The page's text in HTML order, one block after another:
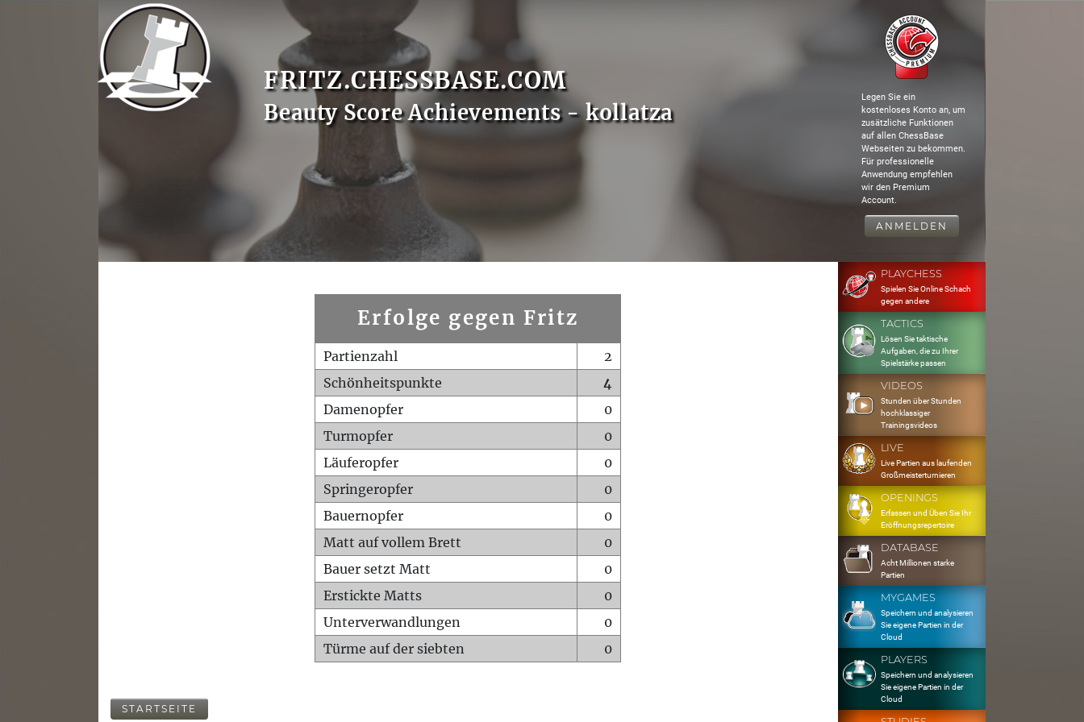
FRITZ.CHESSBASE.COM
Beauty Score Achievements - kollatza
Legen Sie ein
kostenloses Konto an, um
zusätzliche Funktionen
auf allen ChessBase
Webseiten zu bekommen.
Für professionelle
Anwendung empfehlen
wir den Premium
Account.
ANMELDEN
Erfolge gegen Fritz
Partienzahl
2
Schönheitspunkte
4
Damenopfer
0
Turmopfer
0
Läuferopfer
0
Springeropfer
0
Bauernopfer
0
Matt auf vollem Brett
0
Bauer setzt Matt
0
Erstickte Matts
0
Unterverwandlungen
0
Türme auf der siebten
0
STARTSEITE
PLAYCHESS
Spielen Sie Online Schach
gegen andere
TACTICS
Lösen Sie taktische
Aufgaben, die zu Ihrer
Spielstärke passen
VIDEOS
Stunden über Stunden
hochklassiger
Trainingsvideos
LIVE
Live Partien aus laufenden
Großmeisterturnieren
OPENINGS
Erfassen und Üben Sie Ihr
Eröffnungsrepertoire
DATABASE
Acht Millionen starke
Partien
MYGAMES
Speichern und analysieren
Sie eigene Partien in der
Cloud
PLAYERS
Speichern und analysieren
Sie eigene Partien in der
Cloud